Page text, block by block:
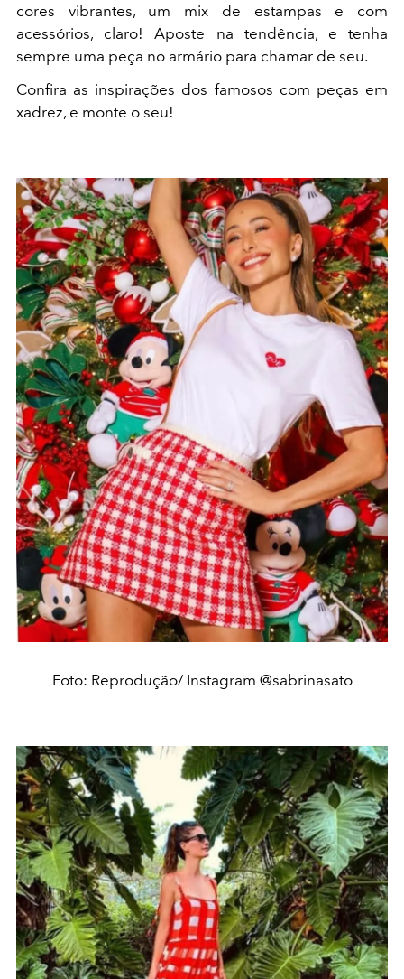
cores vibrantes, um mix de estampas e com
acessórios, claro! Aposte na tendência, e tenha
sempre uma peça no armário para chamar de seu.
Confira as inspirações dos famosos com peças em
xadrez, e monte o seu!
Foto: Reprodução/ Instagram @sabrinasato